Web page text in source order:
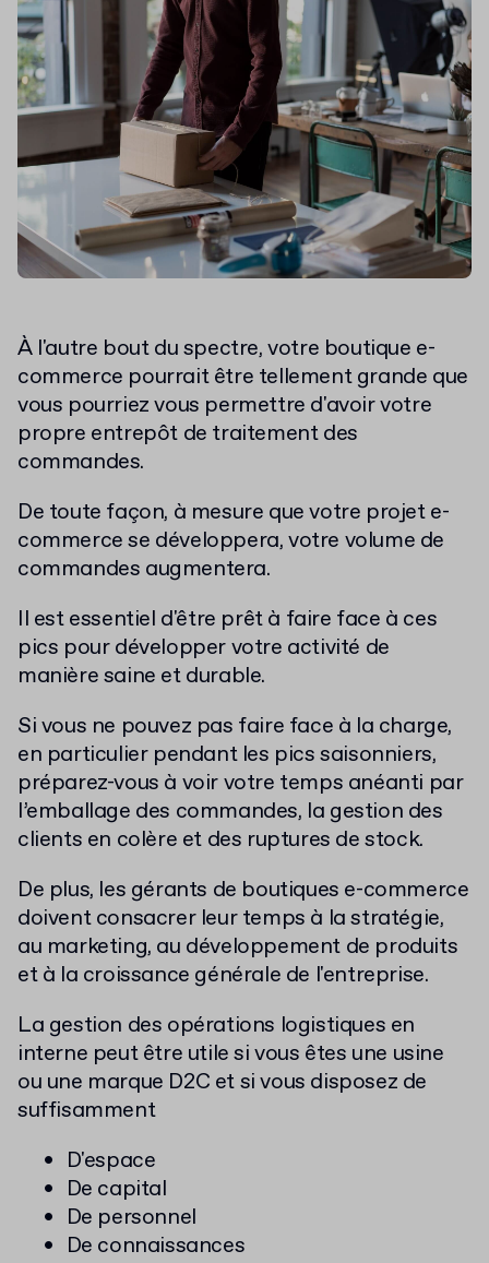
À l'autre bout du spectre, votre boutique e-
commerce pourrait être tellement grande que
vous pourriez vous permettre d'avoir votre
propre entrepôt de traitement des
commandes.
De toute façon, à mesure que votre projet e-
commerce se développera, votre volume de
commandes augmentera.
Il est essentiel d'être prêt à faire face à ces
pics pour développer votre activité de
manière saine et durable.
Si vous ne pouvez pas faire face à la charge,
en particulier pendant les pics saisonniers,
préparez-vous à voir votre temps anéanti par
l’emballage des commandes, la gestion des
clients en colère et des ruptures de stock.
De plus, les gérants de boutiques e-commerce
doivent consacrer leur temps à la stratégie,
au marketing, au développement de produits
et à la croissance générale de l'entreprise.
La gestion des opérations logistiques en
interne peut être utile si vous êtes une usine
ou une marque D2C et si vous disposez de
suffisamment
D'espace
De capital
De personnel
De connaissances